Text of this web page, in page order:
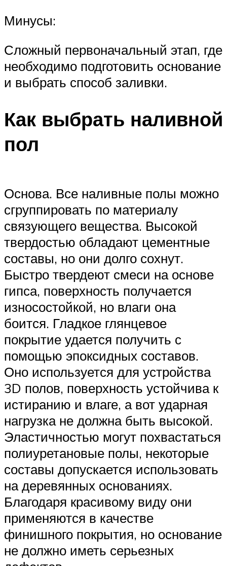
Минусы:
Сложный первоначальный этап, где
необходимо подготовить основание
и выбрать способ заливки.
Как выбрать наливной
пол
Основа. Все наливные полы можно
сгруппировать по материалу
связующего вещества. Высокой
твердостью обладают цементные
составы, но они долго сохнут.
Быстро твердеют смеси на основе
гипса, поверхность получается
износостойкой, но влаги она
боится. Гладкое глянцевое
покрытие удается получить с
помощью эпоксидных составов.
Оно используется для устройства
3D полов, поверхность устойчива к
истиранию и влаге, а вот ударная
нагрузка не должна быть высокой.
Эластичностью могут похвастаться
полиуретановые полы, некоторые
составы допускается использовать
на деревянных основаниях.
Благодаря красивому виду они
применяются в качестве
финишного покрытия, но основание
не должно иметь серьезных